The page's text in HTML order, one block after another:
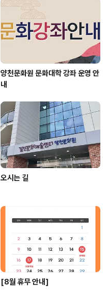
양천문화원 문화대학 강좌 운영 안
내
오시는 길
[8월 휴무 안내]